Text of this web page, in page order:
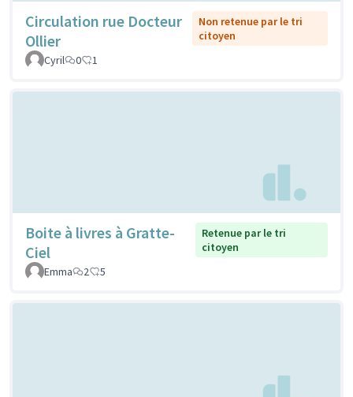
Circulation rue Docteur
Ollier
Non retenue par le tri
citoyen
Cyril
0 1
Boite à livres à Gratte-
Ciel
Retenue par le tri
citoyen
Emma
2 5